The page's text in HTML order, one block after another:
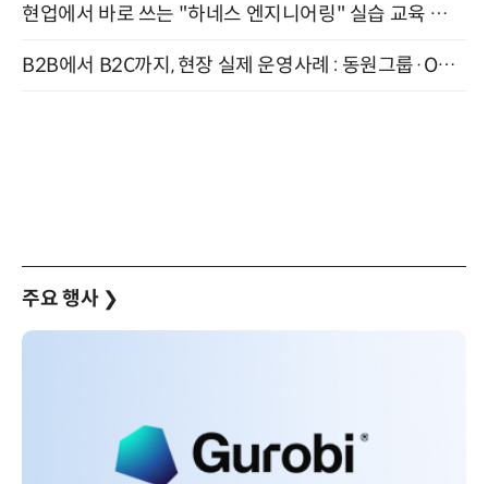
현업에서 바로 쓰는 "하네스 엔지니어링" 실습 교육 워크숍 8월 20일 개최
B2B에서 B2C까지, 현장 실제 운영사례 : 동원그룹·OCI·다이닝브랜즈그룹·당근 (8/27)
주요 행사 ❯